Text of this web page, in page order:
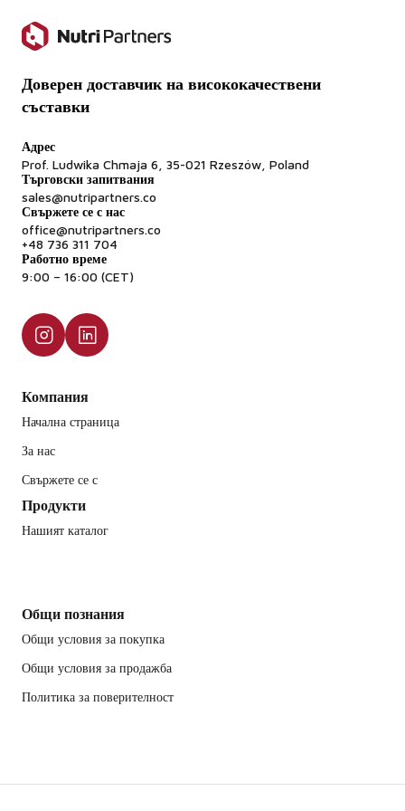
Доверен доставчик на висококачествени
съставки
Адрес
Prof. Ludwika Chmaja 6, 35-021 Rzeszów, Poland
Търговски запитвания
sales@nutripartners.co
Свържете се с нас
office@nutripartners.co
+48 736 311 704
Работно време
9:00 – 16:00 (CET)
Компания
Начална страница
За нас
Свържете се с
Продукти
Нашият каталог
Общи познания
Общи условия за покупка
Общи условия за продажба
Политика за поверителност